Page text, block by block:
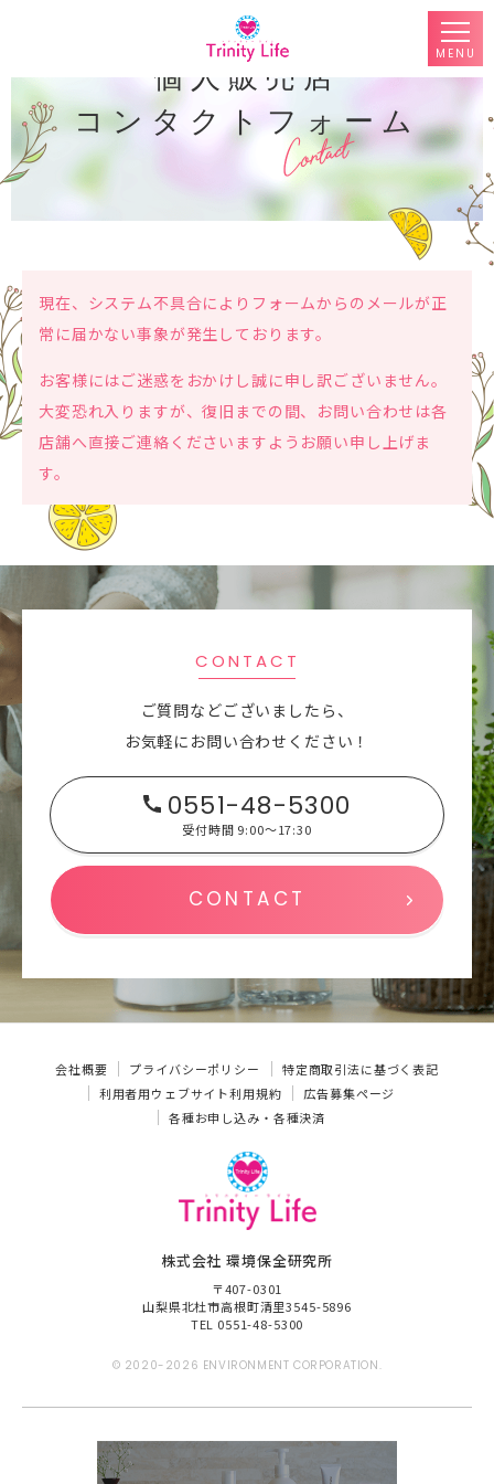
MENU
個人販売店
コンタクトフォーム
現在、システム不具合によりフォームからのメールが正
常に届かない事象が発生しております。
お客様にはご迷惑をおかけし誠に申し訳ございません。
大変恐れ入りますが、復旧までの間、お問い合わせは各
店舗へ直接ご連絡くださいますようお願い申し上げま
す。
CONTACT
ご質問などございましたら、
お気軽にお問い合わせください！
0551-48-5300
受付時間 9:00～17:30
CONTACT
会社概要 プライバシーポリシー
特定商取引法に基づく表記
利用者用ウェブサイト利用規約
広告募集ページ
各種お申し込み・各種決済
株式会社 環境保全研究所
〒407-0301
山梨県北杜市高根町清里3545-5896
TEL 0551-48-5300
© 2020-2026 ENVIRONMENT CORPORATION.